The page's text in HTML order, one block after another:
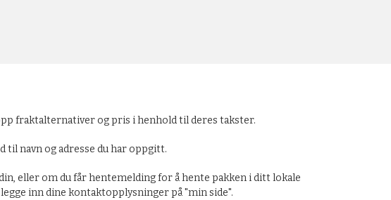
fraktalternativer og pris i henhold til deres takster.
til navn og adresse du har oppgitt.
eller om du får hentemelding for å hente pakken i ditt lokale
inn dine kontaktopplysninger på "min side".